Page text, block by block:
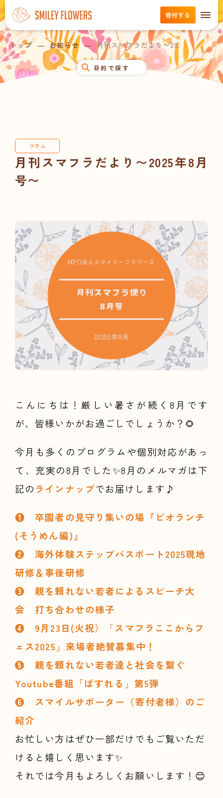
寄付する
目的で探す
トップ お知らせ 月刊スマフラだより〜2025年8月号〜
コラム
月刊スマフラだより〜2025年8月
号〜
こんにちは！厳しい暑さが続く8 月です
が、皆様いかがお過ごしでしょうか？🌻
今月も多くのプログラムや個別対応があっ
て、充実の8月でした✨8 月のメルマガは下
記の ラインナップでお届けします♪
❶ 卒園者の見守り集いの場『ビオランチ
(そうめん編)』
❷ 海外体験ステップパスポート2025現地
研修＆事後研修
❸ 親を頼れない若者によるスピーチ大
会 打ち合わせの様子
❹ 9月23日(火祝）「スマフラここからフ
ェス2025」来場者絶賛募集中！
❺ 親を頼れない若者達と社会を繋ぐ
Youtube番組「ぱすれる」第5弾
❻ スマイルサポーター（寄付者様）のご
紹介
お忙しい方はぜひ一部だけでもご覧いただ
けると嬉しく思います✨
それでは今月もよろしくお願いします！😊